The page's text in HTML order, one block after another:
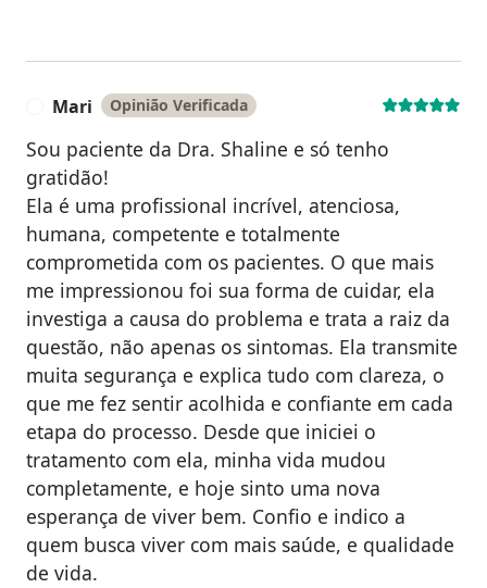
Mari Opinião Verificada
Sou paciente da Dra. Shaline e só tenho
gratidão!
Ela é uma profissional incrível, atenciosa,
humana, competente e totalmente
comprometida com os pacientes. O que mais
me impressionou foi sua forma de cuidar, ela
investiga a causa do problema e trata a raiz da
questão, não apenas os sintomas. Ela transmite
muita segurança e explica tudo com clareza, o
que me fez sentir acolhida e confiante em cada
etapa do processo. Desde que iniciei o
tratamento com ela, minha vida mudou
completamente, e hoje sinto uma nova
esperança de viver bem. Confio e indico a
quem busca viver com mais saúde, e qualidade
de vida.